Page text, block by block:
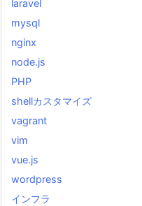
laravel
mysql
nginx
node.js
PHP
shellカスタマイズ
vagrant
vim
vue.js
wordpress
インフラ